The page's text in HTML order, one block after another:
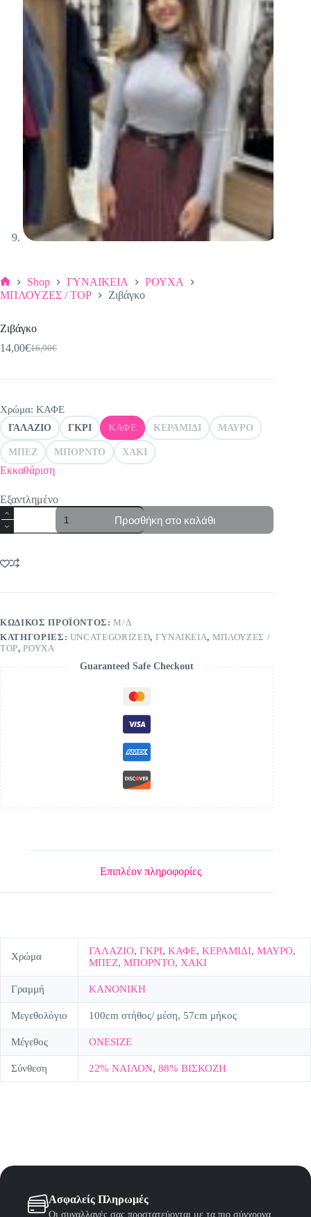
Αρχική
Shop ΓΥΝΑΙΚΕΙΑ
ΡΟΥΧΑ
ΜΠΛΟΥΖΕΣ / TOP
Ζιβάγκο
Ζιβάγκο
16,90€
Original
was:
14,00€Η
τιμή
14,00€.
Χρώμα: ΚΑΦΕ
ΓΑΛΑΖΙΟ ΓΚΡΙ ΚΑΦΕ ΚΕΡΑΜΙΔΙ ΜΑΥΡΟ
ΜΠΕΖ ΜΠΟΡΝΤΟ ΧΑΚΙ
Εκκαθάριση
Εξαντλημένο
Ζιβάγκο
ποσότητα
Προσθήκη στο καλάθι
ΚΩΔΙΚΌΣ ΠΡΟΪΌΝΤΟΣ:Μ/Δ
ΚΑΤΗΓΟΡΊΕΣ: UNCATEGORIZED, ΓΥΝΑΙΚΕΙΑ, ΜΠΛΟΥΖΕΣ /
TOP,ΡΟΥΧΑ
Guaranteed Safe Checkout
Επιπλέον πληροφορίες
Χρώμα ΓΑΛΑΖΙΟ, ΓΚΡΙ, ΚΑΦΕ, ΚΕΡΑΜΙΔΙ, ΜΑΥΡΟ,
ΜΠΕΖ, ΜΠΟΡΝΤΟ, ΧΑΚΙ
Γραμμή ΚΑΝΟΝΙΚΗ
Μεγεθολόγιο 100cm στήθος/ μέση, 57cm μήκος
Μέγεθος ONESIZE
Σύνθεση 22% ΝΑΙΛΟΝ, 88% ΒΙΣΚΟΖΗ
Ασφαλείς Πληρωμές
Οι συναλλαγές σας προστατεύονται με τα πιο σύγχρονα